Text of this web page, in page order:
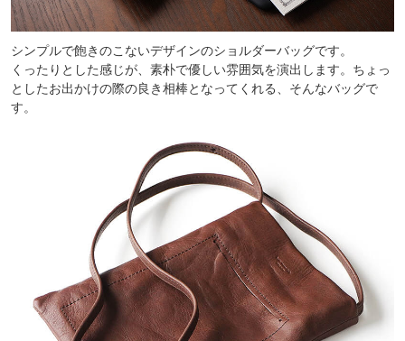
シンプルで飽きのこないデザインのショルダーバッグです。
くったりとした感じが、素朴で優しい雰囲気を演出します。ちょっ
としたお出かけの際の良き相棒となってくれる、そんなバッグで
す。